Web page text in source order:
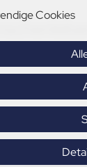
Cookies